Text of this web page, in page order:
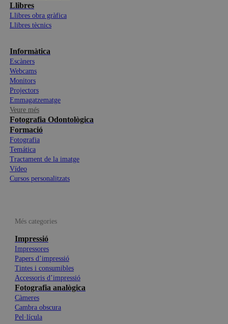
Llibres
Llibres obra gràfica
Llibres tècnics
Informàtica
Escàners
Webcams
Monitors
Projectors
Emmagatzematge
Veure més
Fotografia Odontològica
Formació
Fotografia
Temática
Tractament de la imatge
Vídeo
Cursos personalitzats
Més categories
Impressió
Impressores
Papers d’impressió
Tintes i consumibles
Accessoris d’impressió
Fotografia analògica
Càmeres
Cambra obscura
Pel·lícula